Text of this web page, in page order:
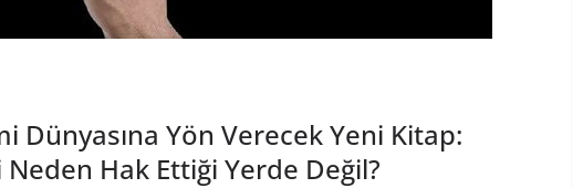
Dünyasına Yön Verecek Yeni Kitap:
Hak Ettiği Yerde Değil?